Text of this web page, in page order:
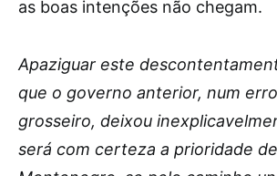
as boas intenções não chegam.
Apaziguar este
que o governo anterior, num
grosseiro, deixou
será com certeza a prioridade